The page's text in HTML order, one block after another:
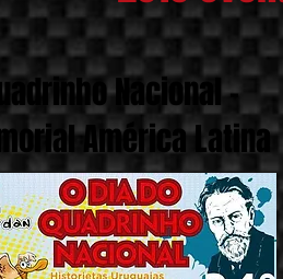
Nacional -
América Latina